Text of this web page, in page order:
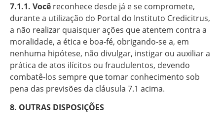
7.1.1. Você reconhece desde já e se compromete,
durante a utilização do Portal do Instituto Credicitrus,
a não realizar quaisquer ações que atentem contra a
moralidade, a ética e boa-fé, obrigando-se a, em
nenhuma hipótese, não divulgar, instigar ou auxiliar a
prática de atos ilícitos ou fraudulentos, devendo
combatê-los sempre que tomar conhecimento sob
pena das previsões da cláusula 7.1 acima.
8. OUTRAS DISPOSIÇÕES